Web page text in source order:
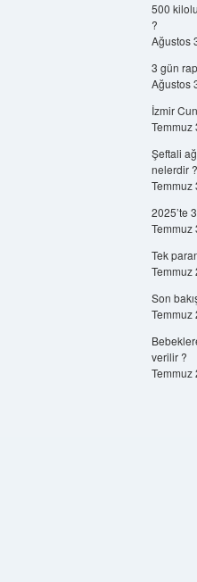
500
?
Ağustos
3 gün
Ağustos
İzmir
Temmuz
Şeftali
nelerdir ?
Temmuz
2025’te
Temmuz
Tek
Temmuz
Son
Temmuz
verilir ?
Temmuz